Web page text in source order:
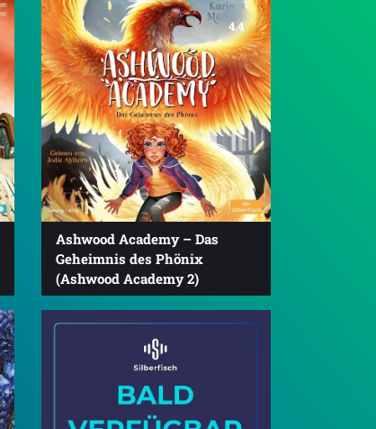
4.4
Ashwood Academy – Das
Geheimnis des Phönix
(Ashwood Academy 2)